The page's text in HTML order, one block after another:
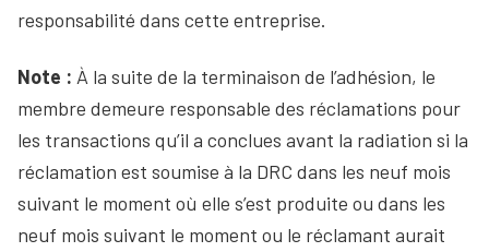
responsabilité dans cette entreprise.
Note : À la suite de la terminaison de l’adhésion, le
membre demeure responsable des réclamations pour
les transactions qu’il a conclues avant la radiation si la
réclamation est soumise à la DRC dans les neuf mois
suivant le moment où elle s’est produite ou dans les
neuf mois suivant le moment ou le réclamant aurait